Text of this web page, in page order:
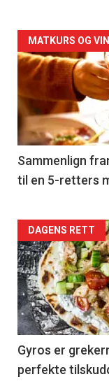
Forsiden
akkurat
nå
-
5
MATKURS OG
Sammenlign
til en 5-retters
Forsiden
akkurat
nå
-
6
DAGENS RETT
Gyros er
perfekte